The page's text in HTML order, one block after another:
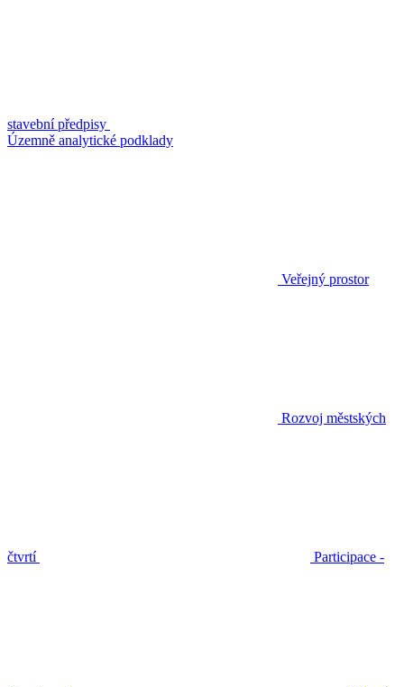
stavební předpisy
Územně analytické podklady
Veřejný prostor
Rozvoj městských
čtvrtí Participace -